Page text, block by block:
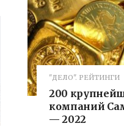
"ДЕЛО". РЕЙТИНГИ
200
компаний
— 2022